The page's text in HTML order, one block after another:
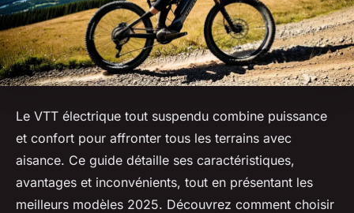
Le VTT électrique tout suspendu combine puissance
et confort pour affronter tous les terrains avec
aisance. Ce guide détaille ses caractéristiques,
avantages et inconvénients, tout en présentant les
meilleurs modèles 2025. Découvrez comment choisir